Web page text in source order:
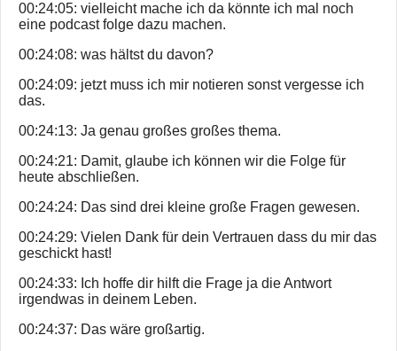
00:24:05: vielleicht mache ich da könnte ich mal noch
eine podcast folge dazu machen.
00:24:08: was hältst du davon?
00:24:09: jetzt muss ich mir notieren sonst vergesse ich
das.
00:24:13: Ja genau großes großes thema.
00:24:21: Damit, glaube ich können wir die Folge für
heute abschließen.
00:24:24: Das sind drei kleine große Fragen gewesen.
00:24:29: Vielen Dank für dein Vertrauen dass du mir das
geschickt hast!
00:24:33: Ich hoffe dir hilft die Frage ja die Antwort
irgendwas in deinem Leben.
00:24:37: Das wäre großartig.